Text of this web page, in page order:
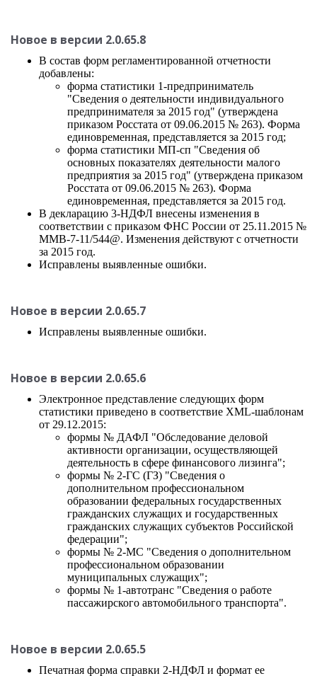
Новое в версии 2.0.65.8
В состав форм регламентированной отчетности
добавлены:
форма статистики 1-предприниматель
"Сведения о деятельности индивидуального
предпринимателя за 2015 год" (утверждена
приказом Росстата от 09.06.2015 № 263). Форма
единовременная, представляется за 2015 год;
форма статистики МП-сп "Сведения об
основных показателях деятельности малого
предприятия за 2015 год" (утверждена приказом
Росстата от 09.06.2015 № 263). Форма
единовременная, представляется за 2015 год.
В декларацию 3-НДФЛ внесены изменения в
соответствии с приказом ФНС России от 25.11.2015 №
ММВ-7-11/544@. Изменения действуют с отчетности
за 2015 год.
Исправлены выявленные ошибки.
Новое в версии 2.0.65.7
Исправлены выявленные ошибки.
Новое в версии 2.0.65.6
Электронное представление следующих форм
статистики приведено в соответствие XML-шаблонам
от 29.12.2015:
формы № ДАФЛ "Обследование деловой
активности организации, осуществляющей
деятельность в сфере финансового лизинга";
формы № 2-ГС (ГЗ) "Сведения о
дополнительном профессиональном
образовании федеральных государственных
гражданских служащих и государственных
гражданских служащих субъектов Российской
федерации";
формы № 2-МС "Сведения о дополнительном
профессиональном образовании
муниципальных служащих";
формы № 1-автотранс "Сведения о работе
пассажирского автомобильного транспорта".
Новое в версии 2.0.65.5
Печатная форма справки 2-НДФЛ и формат ее